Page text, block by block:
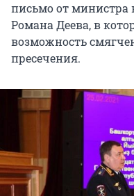
письмо от министра
Романа Деева, в
возможность
пресечения.